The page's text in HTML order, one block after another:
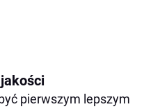
pierwszym lepszym